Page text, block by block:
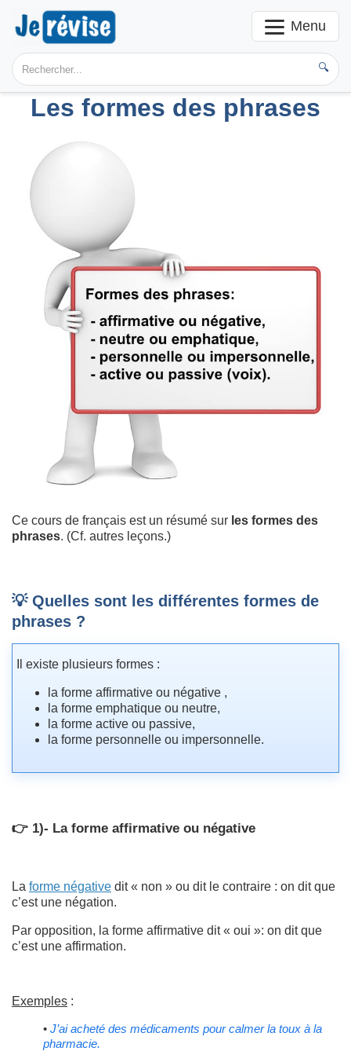
Menu
🔍
Les formes des phrases
Ce cours de français est un résumé sur les formes des
phrases. (Cf. autres leçons.)
💡 Quelles sont les différentes formes de
phrases ?
Il existe plusieurs formes :
la forme affirmative ou négative ,
la forme emphatique ou neutre,
la forme active ou passive,
la forme personnelle ou impersonnelle.
👉 1)- La forme affirmative ou négative
La forme négative dit « non » ou dit le contraire : on dit que
c’est une négation.
Par opposition, la forme affirmative dit « oui »: on dit que
c’est une affirmation.
Exemples :
• J’ai acheté des médicaments pour calmer la toux à la
pharmacie.